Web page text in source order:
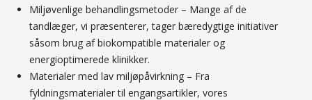
Miljøvenlige behandlingsmetoder – Mange af de
tandlæger, vi præsenterer, tager bæredygtige initiativer
såsom brug af biokompatible materialer og
energioptimerede klinikker.
Materialer med lav miljøpåvirkning – Fra
fyldningsmaterialer til engangsartikler, vores